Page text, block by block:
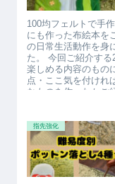
100均フェルトで手
にも作った布絵本を
の日常生活動作を身
た。 今回ご紹介す
楽しめる内容のもの
点・ここ気を付けれ
なものを作ったかご
指先強化